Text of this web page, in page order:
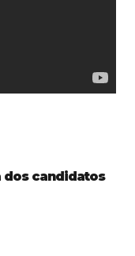
dos candidatos